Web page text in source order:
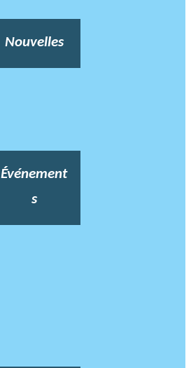
Nouvelles
Événement
s